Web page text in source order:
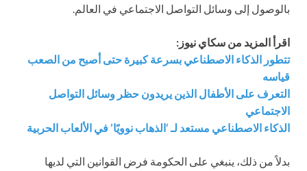
بالوصول إلى وسائل التواصل الاجتماعي في العالم.
اقرأ المزيد من سكاي نيوز:
تتطور الذكاء الاصطناعي بسرعة كبيرة حتى أصبح من الصعب
قياسه
التعرف على الأطفال الذين يريدون حظر وسائل التواصل
الاجتماعي
الذكاء الاصطناعي مستعد لـ ‘الذهاب نوويًا’ في الألعاب الحربية
بدلاً من ذلك، ينبغي على الحكومة فرض القوانين التي لديها